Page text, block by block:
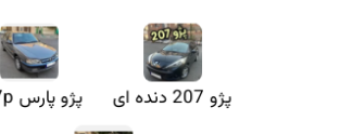
پژو 207 دنده ای پژو پارس xu7p